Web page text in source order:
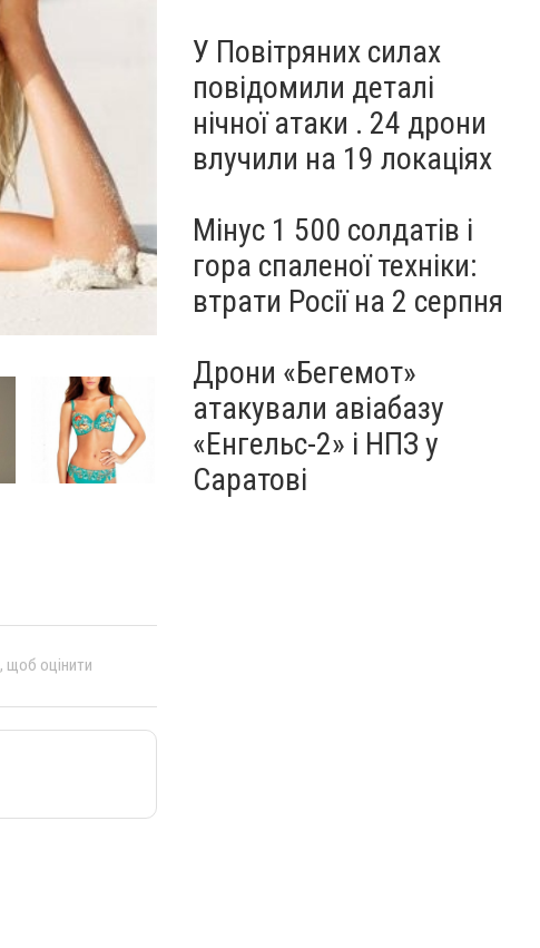
, щоб оцінити
У Повітряних силах
повідомили деталі
нічної атаки . 24 дрони
влучили на 19 локаціях
Мінус 1 500 солдатів і
гора спаленої техніки:
втрати Росії на 2 серпня
Дрони «Бегемот»
атакували авіабазу
«Енгельс-2» і НПЗ у
Саратові